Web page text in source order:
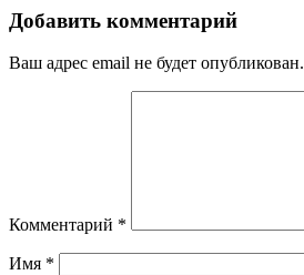
записям
Добавить комментарий
Ваш адрес email не будет опубликован.
Комментарий *
Имя *